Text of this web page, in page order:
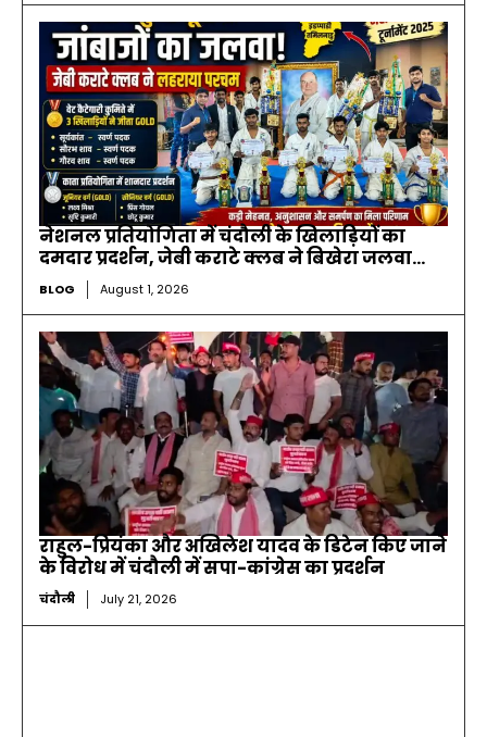
नेशनल प्रतियोगिता में चंदौली के खिलाड़ियों का
दमदार प्रदर्शन, जेबी कराटे क्लब ने बिखेरा जलवा…
BLOG August 1, 2026
राहुल-प्रियंका और अखिलेश यादव के डिटेन किए जाने
के विरोध में चंदौली में सपा-कांग्रेस का प्रदर्शन
चंदौली July 21, 2026